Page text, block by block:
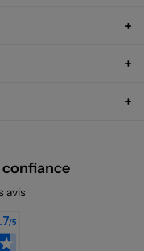
confiance
avis